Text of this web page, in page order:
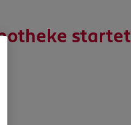
startet